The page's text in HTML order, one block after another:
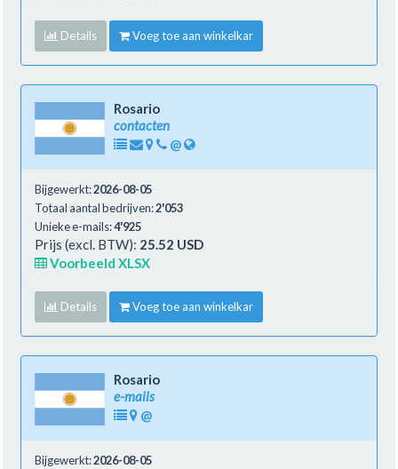
Details Voeg toe aan winkelkar
Rosario
contacten
@
Bijgewerkt:2026-08-05
Totaal aantal bedrijven:2'053
Unieke e-mails:4'925
Prijs (excl. BTW): 25.52 USD
Voorbeeld XLSX
Details Voeg toe aan winkelkar
Rosario
e-mails
@
Bijgewerkt:2026-08-05